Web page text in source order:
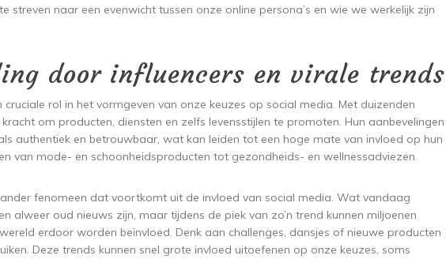
streven naar een evenwicht tussen onze online persona’s en wie we werkelijk zijn
door influencers en virale trends
cruciale rol in het vormgeven van onze keuzes op social media. Met duizenden
om producten, diensten en zelfs levensstijlen te promoten. Hun aanbevelingen
authentiek en betrouwbaar, wat kan leiden tot een hoge mate van invloed op hun
van mode- en schoonheidsproducten tot gezondheids- en wellnessadviezen.
fenomeen dat voortkomt uit de invloed van social media. Wat vandaag
alweer oud nieuws zijn, maar tijdens de piek van zo’n trend kunnen miljoenen
erdoor worden beïnvloed. Denk aan challenges, dansjes of nieuwe producten
Deze trends kunnen snel grote invloed uitoefenen op onze keuzes, soms